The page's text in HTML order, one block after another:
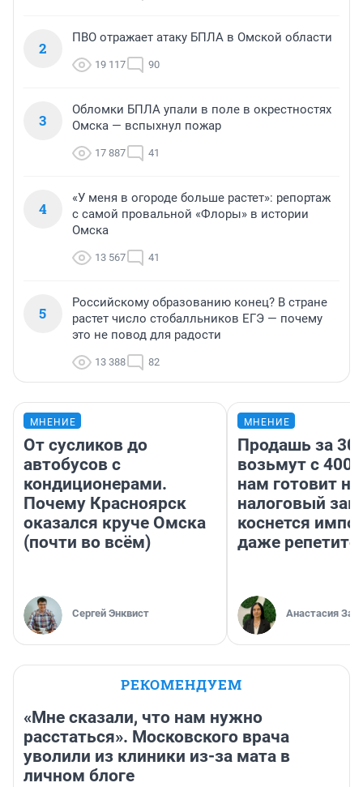
2
ПВО отражает атаку БПЛА в Омской области
19 117 90
3
Обломки БПЛА упали в поле в окрестностях
Омска — вспыхнул пожар
17 887 41
4
«У меня в огороде больше растет»: репортаж
с самой провальной «Флоры» в истории
Омска
13 567 41
5
Российскому образованию конец? В стране
растет число стобалльников ЕГЭ — почему
это не повод для радости
13 388 82
МНЕНИЕ
От сусликов до
автобусов с
кондиционерами.
Почему Красноярск
оказался круче Омска
(почти во всём)
Сергей Энквист
МНЕНИЕ
Продашь за
возьмут с
нам готовит
налоговый
коснется
даже
Анастасия
РЕКОМЕНДУЕМ
«Мне сказали, что нам нужно
расстаться». Московского врача
уволили из клиники из-за мата в
личном блоге